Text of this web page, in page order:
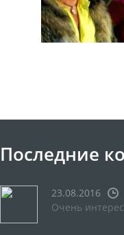
Последние
23.08.2016
Очень